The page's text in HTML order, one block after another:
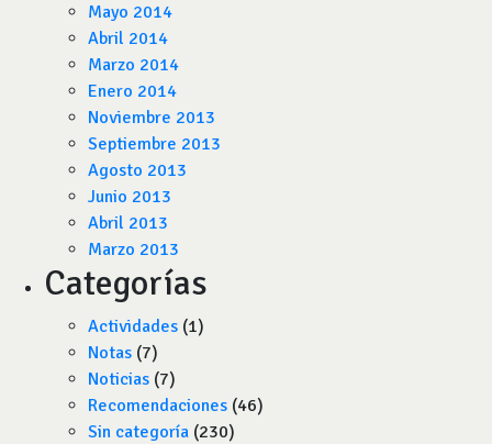
Mayo 2014
Abril 2014
Marzo 2014
Enero 2014
Noviembre 2013
Septiembre 2013
Agosto 2013
Junio 2013
Abril 2013
Marzo 2013
Categorías
Actividades (1)
Notas (7)
Noticias (7)
Recomendaciones (46)
Sin categoría (230)